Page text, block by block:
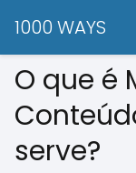
1000 WAYS
O que é
serve?